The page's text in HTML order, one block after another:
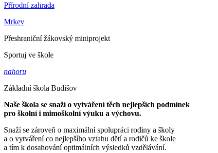
Přírodní zahrada
Mrkev
Přeshraniční žákovský miniprojekt
Sportuj ve škole
nahoru
Základní škola Budišov
Naše škola se snaží o vytváření těch nejlepších podmínek
pro školní i mimoškolní výuku a výchovu.
Snaží se zároveň o maximální spolupráci rodiny a školy
a o vytváření co nejlepšího vztahu dětí a rodičů ke škole
a tím k dosahování optimálních výsledků vzdělávání.